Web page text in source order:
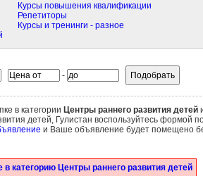
Курсы повышения квалификации
Репетиторы
Курсы и тренинги - разное
-
в категории Центры раннего развития детей
детей, Гулистан воспользуйтесь формой
и Ваше объявление будет помещено
в категорию Центры раннего развития детей